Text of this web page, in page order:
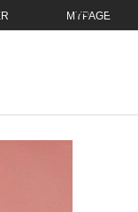
MYPAGE